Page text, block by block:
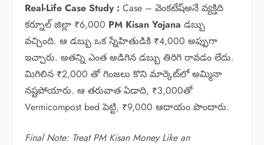
Real-Life Case Study :Case – వెంకటేష్అనే వ్యక్తిది
కర్నూల్ జిల్లా ₹6,000 PM Kisan Yojana డబ్బు
వచ్చింది. ఆ డబ్బు ఒక స్నేహితుడికి ₹4,000 అప్పుగా
ఇచ్చారు. అతన్ని ఎంత అడిగిన డబ్బు తిరిగి రావడం లేదు.
మిగిలిన ₹2,000 తో గింజలు కొని మార్కెట్‌లో అమ్మినా
నష్టపోయారు. ఆ తరువాత ఏడాది, ₹3,000తో
Vermicompost bed పెట్టి, ₹9,000 ఆదాయం పొందారు.
Final Note: Treat PM Kisan Money Like an